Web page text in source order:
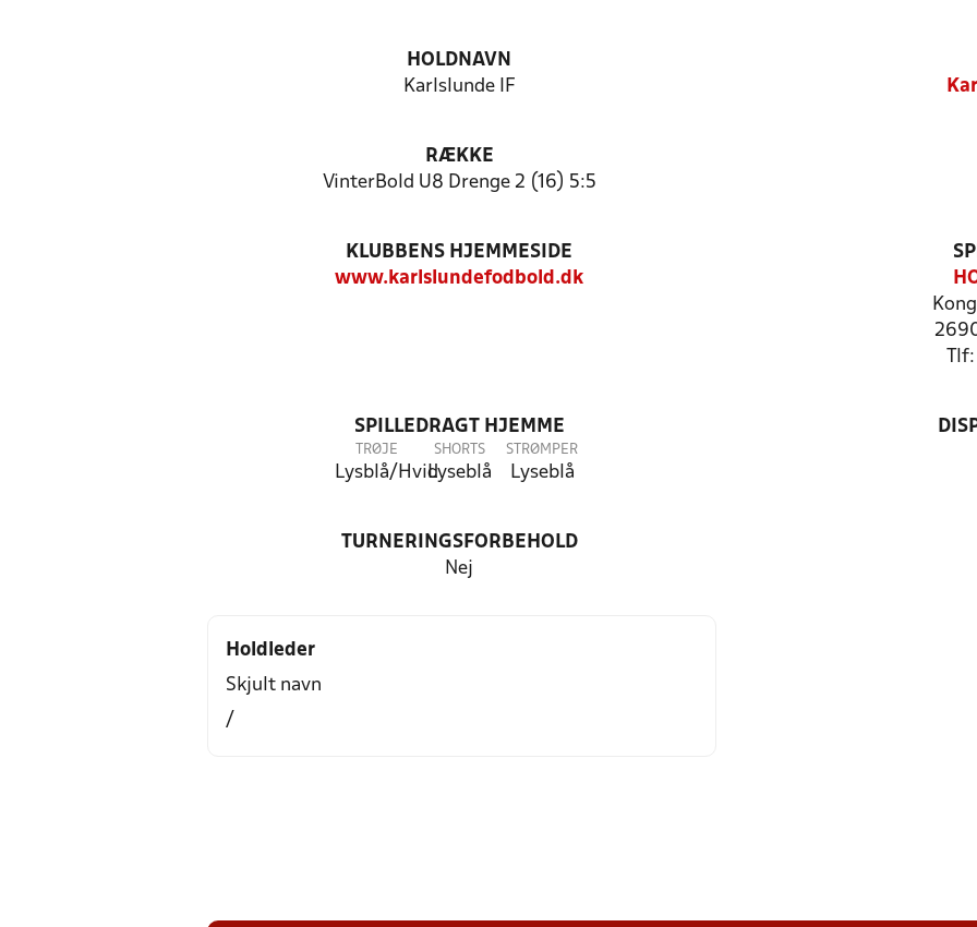
HOLDNAVN
Karlslunde IF
RÆKKE
VinterBold U8 Drenge 2 (16) 5:5
KLUBBENS HJEMMESIDE
www.karlslundefodbold.dk
SPILLEDRAGT HJEMME
TRØJE
Lysblå/Hvid
SHORTS
Lyseblå
STRØMPER
Lyseblå
TURNERINGSFORBEHOLD
Nej
Holdleder
Skjult navn
/